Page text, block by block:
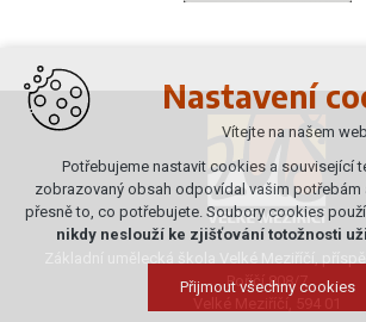
Poříčí 808/7
Nastavení
Vítejte na našem
Potřebujeme nastavit cookies a související
zobrazovaný obsah odpovídal vašim potřebám
přesně to, co potřebujete. Soubory cookies
nikdy neslouží ke zjišťování totožnosti
Přijmout všechny cookies